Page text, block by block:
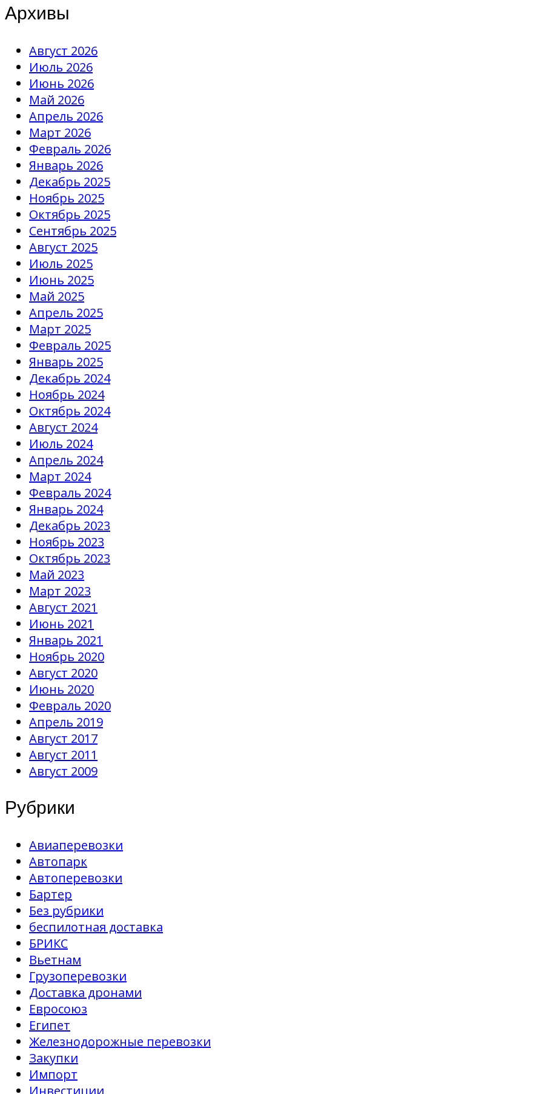
Архивы
Август 2026
Июль 2026
Июнь 2026
Май 2026
Апрель 2026
Март 2026
Февраль 2026
Январь 2026
Декабрь 2025
Ноябрь 2025
Октябрь 2025
Сентябрь 2025
Август 2025
Июль 2025
Июнь 2025
Май 2025
Апрель 2025
Март 2025
Февраль 2025
Январь 2025
Декабрь 2024
Ноябрь 2024
Октябрь 2024
Август 2024
Июль 2024
Апрель 2024
Март 2024
Февраль 2024
Январь 2024
Декабрь 2023
Ноябрь 2023
Октябрь 2023
Май 2023
Март 2023
Август 2021
Июнь 2021
Январь 2021
Ноябрь 2020
Август 2020
Июнь 2020
Февраль 2020
Апрель 2019
Август 2017
Август 2011
Август 2009
Рубрики
Авиаперевозки
Автопарк
Автоперевозки
Бартер
Без рубрики
беспилотная доставка
БРИКС
Вьетнам
Грузоперевозки
Доставка дронами
Евросоюз
Египет
Железнодорожные перевозки
Закупки
Импорт